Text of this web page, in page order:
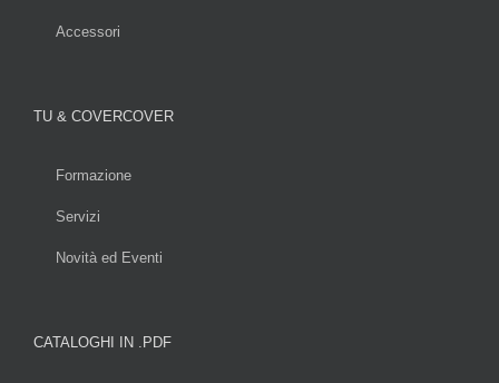
Accessori
TU & COVERCOVER
Formazione
Servizi
Novità ed Eventi
CATALOGHI IN .PDF